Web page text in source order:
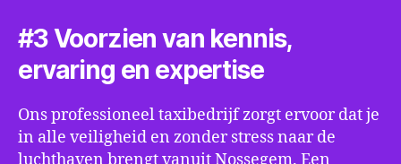
#3 Voorzien van kennis,
ervaring en expertise
Ons professioneel taxibedrijf zorgt ervoor dat je
in alle veiligheid en zonder stress naar de
luchthaven brengt vanuit Nossegem. Een